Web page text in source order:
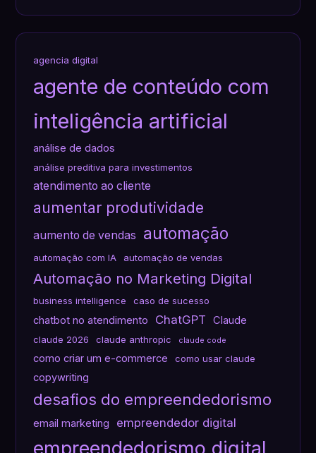
agencia digital
agente de conteúdo com
inteligência artificial
análise de dados
análise preditiva para investimentos
atendimento ao cliente
aumentar produtividade
aumento de vendas automação
automação com IA automação de vendas
Automação no Marketing Digital
business intelligence caso de sucesso
chatbot no atendimento ChatGPT Claude
claude 2026 claude anthropic claude code
como criar um e-commerce como usar claude
copywriting
desafios do empreendedorismo
email marketing empreendedor digital